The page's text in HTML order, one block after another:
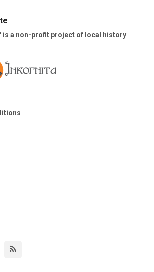
is a non-profit project of local history